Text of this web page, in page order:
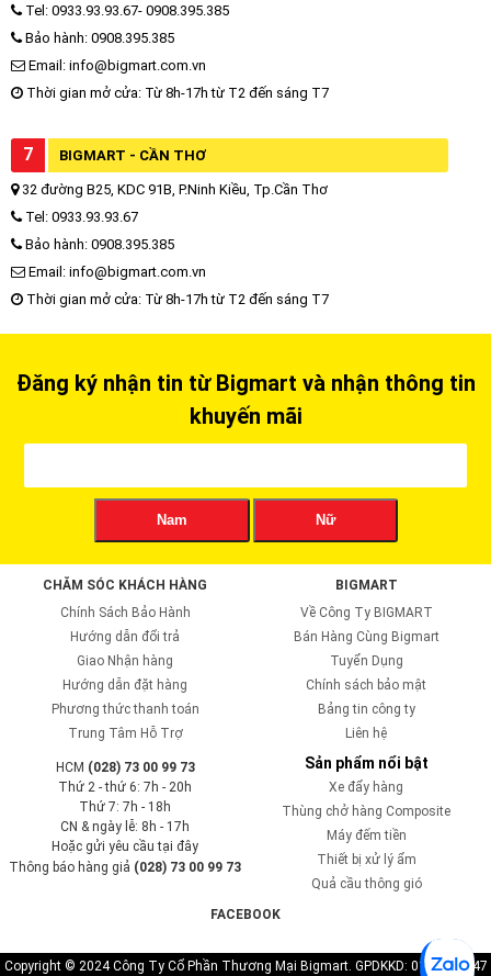
Tel: 0933.93.93.67- 0908.395.385
Bảo hành: 0908.395.385
Email: info@bigmart.com.vn
Thời gian mở cửa: Từ 8h-17h từ T2 đến sáng T7
7 BIGMART - CẦN THƠ
32 đường B25, KDC 91B, P.Ninh Kiều, Tp.Cần Thơ
Tel: 0933.93.93.67
Bảo hành: 0908.395.385
Email: info@bigmart.com.vn
Thời gian mở cửa: Từ 8h-17h từ T2 đến sáng T7
Đăng ký nhận tin từ Bigmart và nhận thông tin
khuyến mãi
Nam Nữ
CHĂM SÓC KHÁCH HÀNG
Chính Sách Bảo Hành
Hướng dẫn đổi trả
Giao Nhận hàng
Hướng dẫn đặt hàng
Phương thức thanh toán
Trung Tâm Hỗ Trợ
BIGMART
Về Công Ty BIGMART
Bán Hàng Cùng Bigmart
Tuyển Dụng
Chính sách bảo mật
Bảng tin công ty
Liên hệ
HCM (028) 73 00 99 73
Thứ 2 - thứ 6: 7h - 20h
Thứ 7: 7h - 18h
CN & ngày lễ: 8h - 17h
Hoặc gửi yêu cầu tại đây
Thông báo hàng giả (028) 73 00 99 73
Sản phẩm nổi bật
Xe đẩy hàng
Thùng chở hàng Composite
Máy đếm tiền
Thiết bị xử lý ẩm
Quả cầu thông gió
FACEBOOK
Copyright © 2024 Công Ty Cổ Phần Thương Mại Bigmart. GPDKKD: 0110819747